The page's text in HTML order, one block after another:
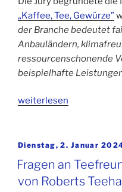
„Kaffee, Tee, Gewürze”
der Branche bedeutet
Anbauländern,
ressourcenschonende
beispielhafte
„Nachhaltigkeit
seit
fast
40
Jahren:
weiterlesen
Veröffentlicht
Dienstag, 2. Januar
Fragen an
von Roberts